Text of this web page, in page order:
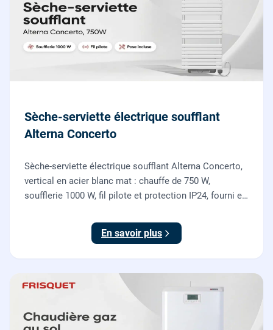
Sèche-serviette électrique soufflant
Alterna Concerto
Sèche-serviette électrique soufflant Alterna Concerto,
vertical en acier blanc mat : chauffe de 750 W,
soufflerie 1000 W, fil pilote et protection IP24, fourni et
En savoir plus